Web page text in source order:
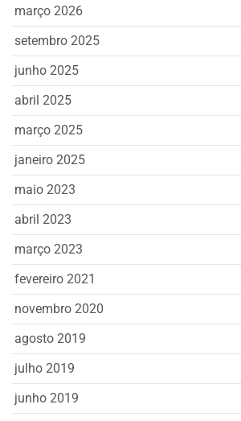
março 2026
setembro 2025
junho 2025
abril 2025
março 2025
janeiro 2025
maio 2023
abril 2023
março 2023
fevereiro 2021
novembro 2020
agosto 2019
julho 2019
junho 2019